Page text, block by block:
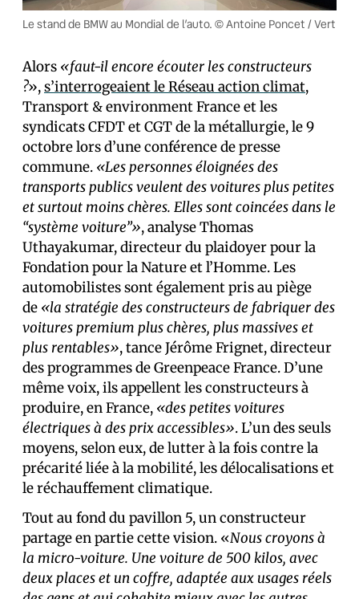
Le stand de BMW au Mondial de l’auto. © Antoine Poncet / Vert
Alors «faut-il encore écouter les constructeurs
?»,s’interrogeaient le Réseau action climat,
Transport & environment France et les
syndicats CFDT et CGT de la métallurgie, le 9
octobre lors d’une conférence de presse
commune. «Les personnes éloignées des
transports publics veulent des voitures plus petites
et surtout moins chères. Elles sont coincées dans le
“système voiture”», analyse Thomas
Uthayakumar, directeur du plaidoyer pour la
Fondation pour la Nature et l’Homme. Les
automobilistes sont également pris au piège
de «la stratégie des constructeurs de fabriquer des
voitures premium plus chères, plus massives et
plus rentables», tance Jérôme Frignet, directeur
des programmes de Greenpeace France. D’une
même voix, ils appellent les constructeurs à
produire, en France, «des petites voitures
électriques à des prix accessibles». L’un des seuls
moyens, selon eux, de lutter à la fois contre la
précarité liée à la mobilité, les délocalisations et
le réchauffement climatique.
Tout au fond du pavillon 5, un constructeur
partage en partie cette vision. «Nous croyons à
la micro-voiture. Une voiture de 500 kilos, avec
deux places et un coffre, adaptée aux usages réels